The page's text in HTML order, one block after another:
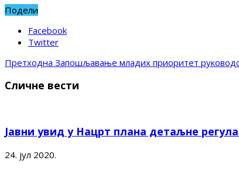
Подели
Facebook
Twitter
Претходна Запошљавање младих приоритет
Сличне вести
Јавни увид у Нацрт плана детаљне
24. јул 2020.